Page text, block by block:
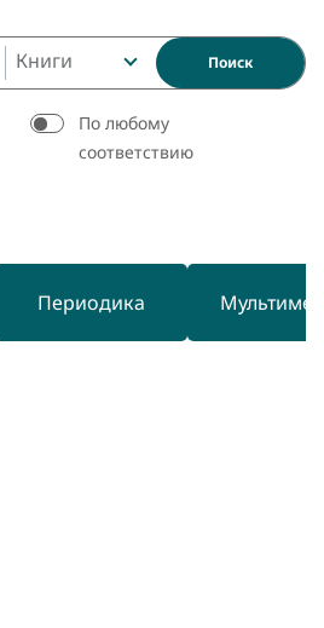
Книги Поиск
По любому
соответствию
Периодика